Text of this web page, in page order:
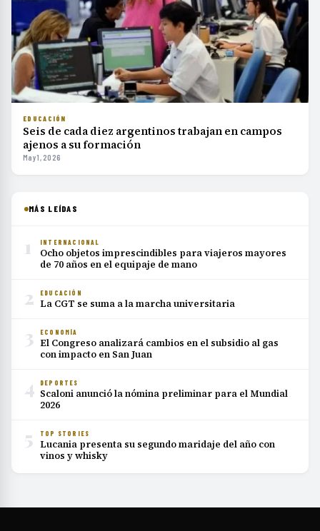
EDUCACIÓN
Seis de cada diez argentinos trabajan en campos
ajenos a su formación
May 1, 2026
MÁS LEÍDAS
1 INTERNACIONAL
Ocho objetos imprescindibles para viajeros mayores
de 70 años en el equipaje de mano
2 EDUCACIÓN
La CGT se suma a la marcha universitaria
3 ECONOMÍA
El Congreso analizará cambios en el subsidio al gas
con impacto en San Juan
4 DEPORTES
Scaloni anunció la nómina preliminar para el Mundial
2026
5 TOP STORIES
Lucania presenta su segundo maridaje del año con
vinos y whisky